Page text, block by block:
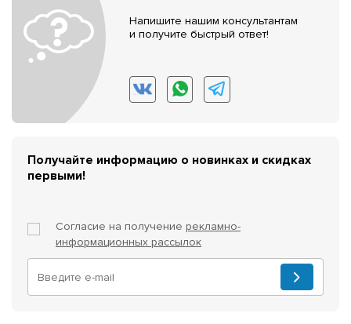
Напишите нашим консультантам
и получите быстрый ответ!
Получайте информацию о новинках и скидках
первыми!
Согласие на получение рекламно-
информационных рассылок